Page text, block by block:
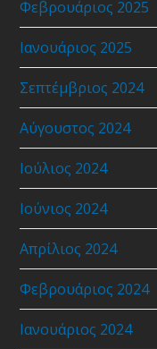
Φεβρουάριος 2025
Ιανουάριος 2025
Σεπτέμβριος 2024
Αύγουστος 2024
Ιούλιος 2024
Ιούνιος 2024
Απρίλιος 2024
Φεβρουάριος 2024
Ιανουάριος 2024